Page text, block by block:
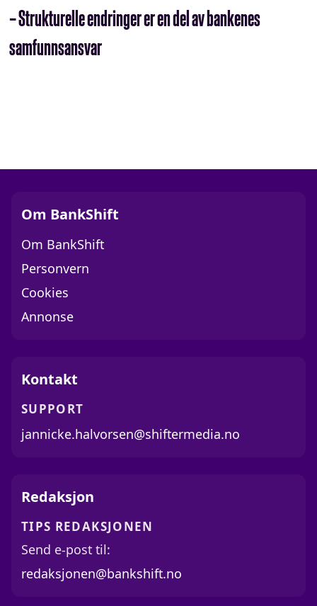
– Strukturelle endringer er en del av bankenes
samfunnsansvar
Om BankShift
Om BankShift
Personvern
Cookies
Annonse
Kontakt
SUPPORT
jannicke.halvorsen@shiftermedia.no
Redaksjon
TIPS REDAKSJONEN
Send e-post til:
redaksjonen@bankshift.no